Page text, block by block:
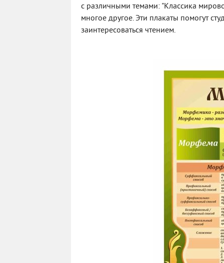
с различными темами: "Классика
многое другое. Эти плакаты помогут
заинтересоваться чтением.